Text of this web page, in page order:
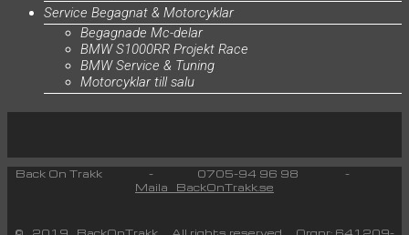
Service Begagnat & Motorcyklar
Begagnade Mc-delar
BMW S1000RR Projekt Race
BMW Service & Tuning
Motorcyklar till salu
Back On Trakk - 0705-94 96 98 -
Maila BackOnTrakk.se